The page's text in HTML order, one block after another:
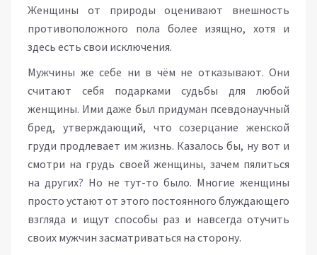
Женщины от природы оценивают внешность
противоположного пола более изящно, хотя и
здесь есть свои исключения.
Мужчины же себе ни в чём не отказывают. Они
считают себя подарками судьбы для любой
женщины. Ими даже был придуман псевдонаучный
бред, утверждающий, что созерцание женской
груди продлевает им жизнь. Казалось бы, ну вот и
смотри на грудь своей женщины, зачем пялиться
на других? Но не тут-то было. Многие женщины
просто устают от этого постоянного блуждающего
взгляда и ищут способы раз и навсегда отучить
своих мужчин засматриваться на сторону.